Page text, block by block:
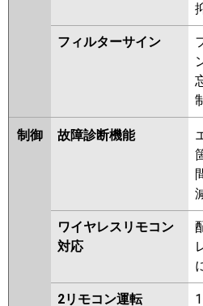
フィルターサイン
制御 故障診断機能
ワイヤレスリモコン
対応
2リモコン運転